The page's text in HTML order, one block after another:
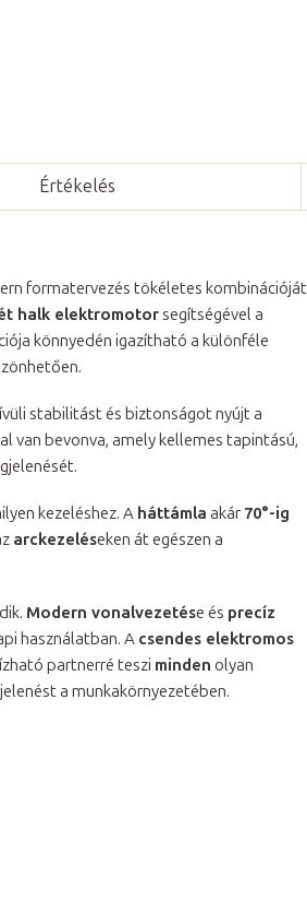
Értékelés
formatervezés tökéletes kombinációját
halk elektromotor segítségével a
könnyedén igazítható a különféle
stabilitást és biztonságot nyújt a
van bevonva, amely kellemes tapintású,
kezeléshez. A háttámla akár 70°-ig
arckezeléseken át egészen a
Modern vonalvezetése és precíz
használatban. A csendes elektromos
partnerré teszi minden olyan
a munkakörnyezetében.